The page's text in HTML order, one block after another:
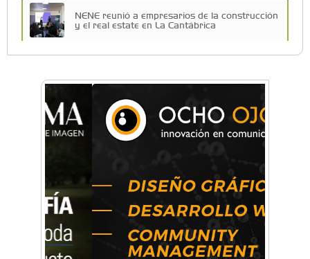
NENE reunió a empresarios de la construcción
y el real estate en La Cantábrica
La primera vez que Eva Perón voló en avión lo
hizo desde Morón
Mariana Croce: "Hoy las empresas necesitan
Música, teatro, yoga, danza y mucho más:
Conocé todos los talleres para aprender y
disfrutar en la Zona Oeste